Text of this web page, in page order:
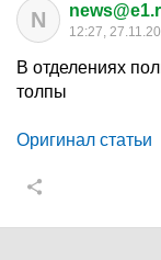
N 12:27,
В отделениях
толпы
Оригинал статьи